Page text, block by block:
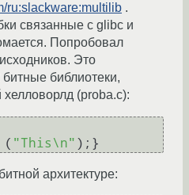
ru:slackware:multilib .
связанные с glibc и
Попробовал
Это
библиотеки,
(proba.c):
( "This\n"
архитектуре: